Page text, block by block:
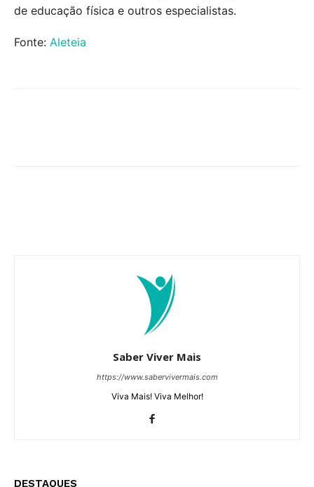
de educação física e outros especialistas.
Fonte: Aleteia
Saber Viver Mais
https://www.sabervivermais.com
Viva Mais! Viva Melhor!
DESTAQUES